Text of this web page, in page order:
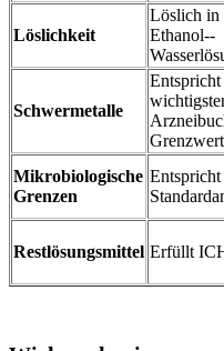
Löslichkeit
Löslich in
Ethanol--
Schwermetalle
Entspricht
Mikrobiologische
Grenzen
Entspricht
Restlösungsmittel Erfüllt